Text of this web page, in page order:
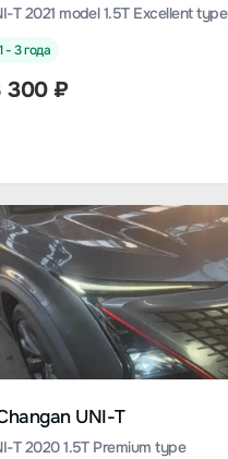
T 2021 model 1.5T Excellent type
- 3 года
300₽
UNI-T
T 2020 1.5T Premium type